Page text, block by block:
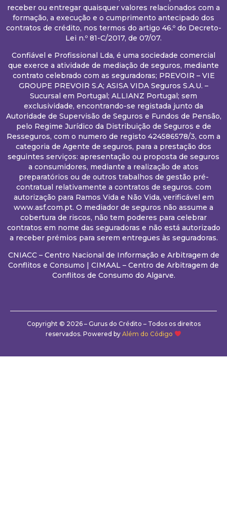
receber ou entregar quaisquer valores relacionados com a
formação, a execução e o cumprimento antecipado dos
contratos de crédito, nos termos do artigo 46.º do Decreto-
Lei n.º 81-C/2017, de 07/07.
Confiável e Profissional Lda, é uma sociedade comercial
que exerce a atividade de mediação de seguros, mediante
contrato celebrado com as seguradoras; PREVOIR – VIE
GROUPE PREVOIR S.A; ASISA VIDA Seguros S.A.U. –
Sucursal em Portugal; ALLIANZ Portugal; sem
exclusividade, encontrando-se registada junto da
Autoridade de Supervisão de Seguros e Fundos de Pensão,
pelo Regime Jurídico da Distribuição de Seguros e de
Resseguros, com o numero de registo 424586578/3, com a
categoria de Agente de seguros, para a prestação dos
seguintes serviços: apresentação ou proposta de seguros
a consumidores, mediante a realização de atos
preparatórios ou de outros trabalhos de gestão pré-
contratual relativamente a contratos de seguros. com
autorização para Ramos Vida e Não Vida, verificável em
www.asf.com.pt. O mediador de seguros não assume a
cobertura de riscos, não tem poderes para celebrar
contratos em nome das seguradoras e não está autorizado
a receber prémios para serem entregues às seguradoras.
CNIACC – Centro Nacional de Informação e Arbitragem de
Conflitos e Consumo
CIMAAL – Centro de Arbitragem de
Conflitos de Consumo do Algarve.
Copyright © 2026 – Gurus do Crédito – Todos os direitos
reservados. Powered byAlém do Código